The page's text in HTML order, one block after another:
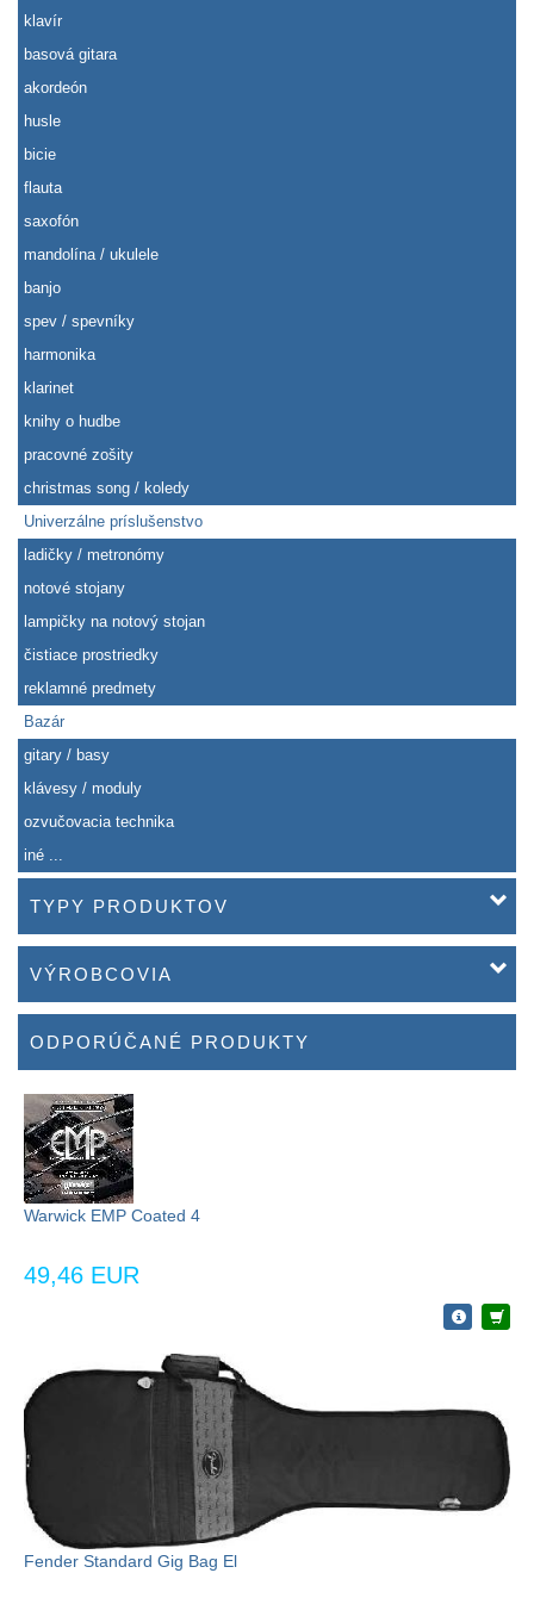
klavír
basová gitara
akordeón
husle
bicie
flauta
saxofón
mandolína / ukulele
banjo
spev / spevníky
harmonika
klarinet
knihy o hudbe
pracovné zošity
christmas song / koledy
Univerzálne príslušenstvo
ladičky / metronómy
notové stojany
lampičky na notový stojan
čistiace prostriedky
reklamné predmety
Bazár
gitary / basy
klávesy / moduly
ozvučovacia technika
iné ...
TYPY PRODUKTOV
VÝROBCOVIA
ODPORÚČANÉ PRODUKTY
Warwick EMP Coated 4
49,46 EUR
Fender Standard Gig Bag El